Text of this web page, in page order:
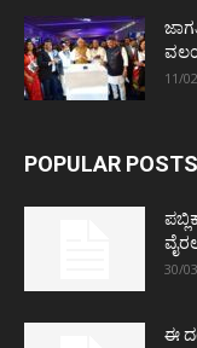
11/
POPULAR POSTS
30/
ಈ